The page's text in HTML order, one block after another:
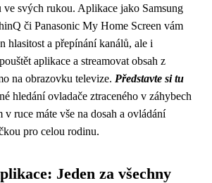
ve svých rukou. Aplikace jako Samsung
či Panasonic My Home Screen vám
hlasitost a přepínání kanálů, ale i
aplikace a streamovat obsah z
na obrazovku televize. Představte si tu
hledání ovladače ztraceného v záhybech
ruce máte vše na dosah a ovládání
pro celou rodinu.
Jeden za všechny